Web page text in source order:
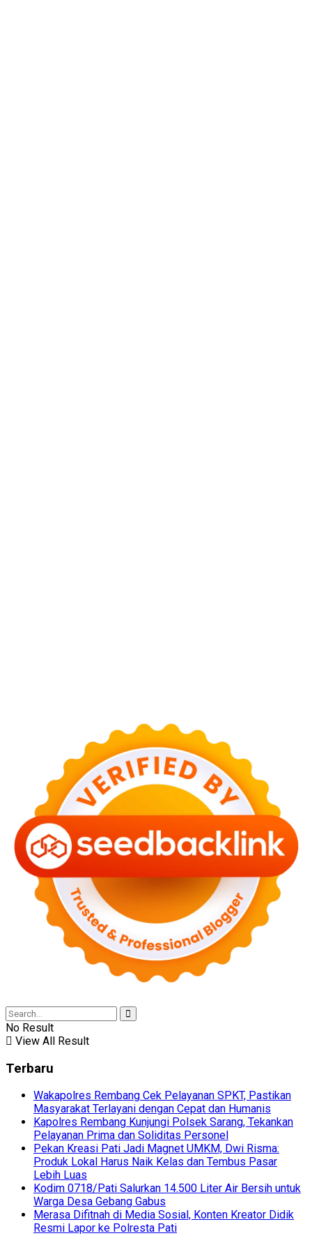
No Result
View All Result
Terbaru
Wakapolres Rembang Cek Pelayanan SPKT, Pastikan
Masyarakat Terlayani dengan Cepat dan Humanis
Kapolres Rembang Kunjungi Polsek Sarang, Tekankan
Pelayanan Prima dan Soliditas Personel
Pekan Kreasi Pati Jadi Magnet UMKM, Dwi Risma:
Produk Lokal Harus Naik Kelas dan Tembus Pasar
Lebih Luas
Kodim 0718/Pati Salurkan 14.500 Liter Air Bersih untuk
Warga Desa Gebang Gabus
Merasa Difitnah di Media Sosial, Konten Kreator Didik
Resmi Lapor ke Polresta Pati